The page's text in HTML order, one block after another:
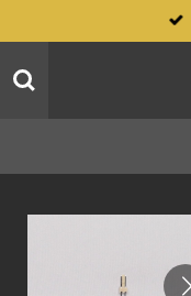
Hauptinhalt
springen